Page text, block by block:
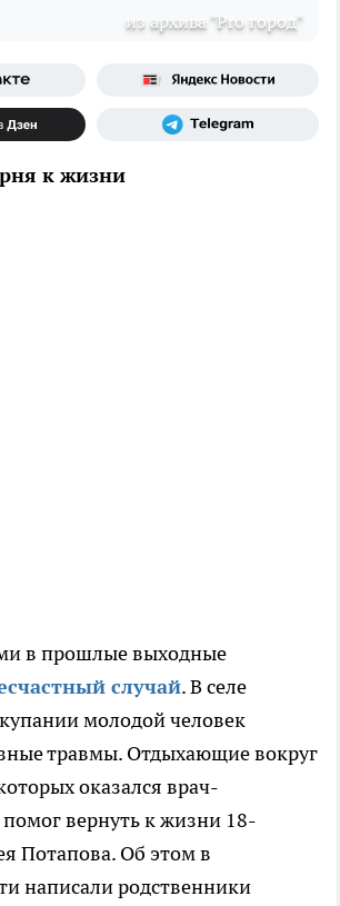
из архива "Pro город"
к жизни
в прошлые выходные
случай. В селе
молодой человек
травмы. Отдыхающие вокруг
оказался врач-
вернуть к жизни 18-
Потапова. Об этом в
написали родственники